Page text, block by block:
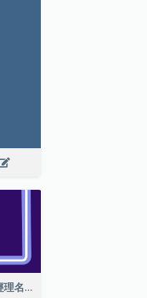
暗藍科技有限公司招聘經理名片